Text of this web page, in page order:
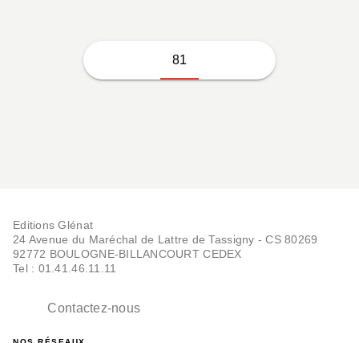
81
Editions Glénat
24 Avenue du Maréchal de Lattre de Tassigny - CS 80269
92772 BOULOGNE-BILLANCOURT CEDEX
Tel : 01.41.46.11.11
Contactez-nous